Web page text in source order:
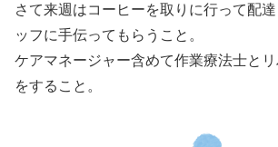
さて来週はコーヒーを取りに行って配
ッフに手伝ってもらうこと。
ケアマネージャー含めて作業療法士と
をすること。